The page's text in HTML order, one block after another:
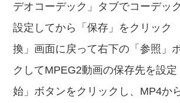
デオコーデック」タブでコーデッ
設定してから「保存」をクリック
換」画面に戻って右下の「参照」
クしてMPEG2動画の保存先を設
始」ボタンをクリックし、MP4か